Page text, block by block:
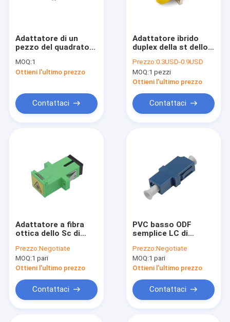
Richieda una citazione
Prodotti ottici speciali
Altri prodotti di comunicazione
Adattatore di un
pezzo del quadrato
MOQ:1
Ottieni l'ultimo prezzo
Contattaci
Adattatore ibrido
duplex della st dello
Prezzo:0.3USD-0.9USD
MOQ:1 pezzi
Ottieni l'ultimo prezzo
Contattaci
Adattatore a fibra
ottica dello Sc di
l'otturatore
Prezzo:Negotiate
MOQ:1 pari
Ottieni l'ultimo prezzo
Contattaci
PVC basso ODF
semplice LC di
sull'adattatore
Prezzo:Negotiate
MOQ:1 pari
Ottieni l'ultimo prezzo
Contattaci